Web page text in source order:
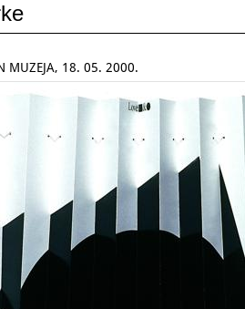
MUZEJA, 18. 05. 2000.